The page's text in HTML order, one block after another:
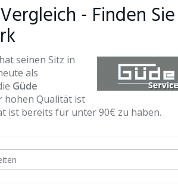
- Finden Sie
seinen Sitz in
als
Güde
hohen Qualität ist
ist bereits für unter 90€ zu haben.